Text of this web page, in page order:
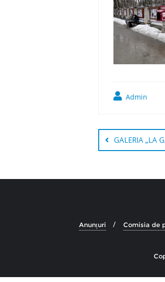
Admin
în GALERIA „LA
Anunțuri Comisia de